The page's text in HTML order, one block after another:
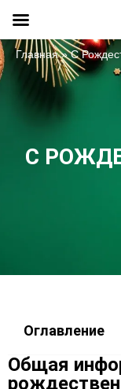
С
Главная»С
Оглавление
Общая